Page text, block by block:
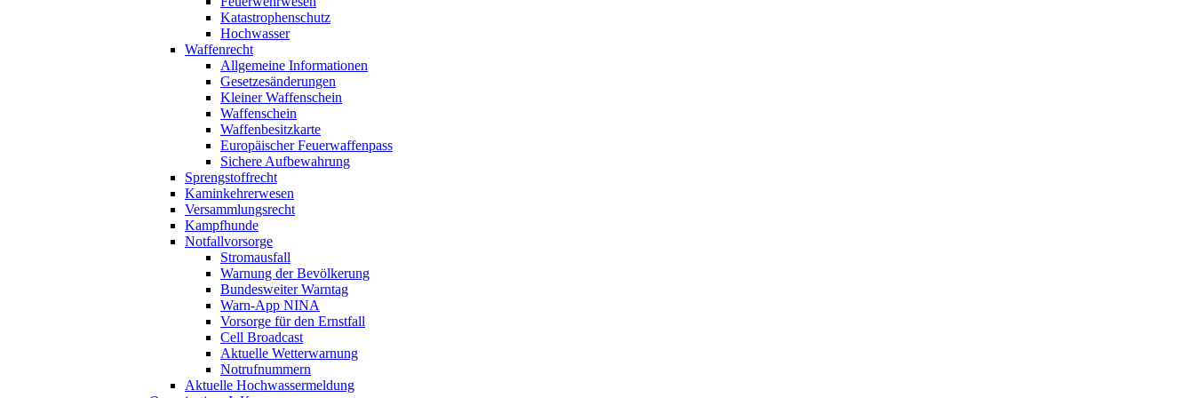
Katastrophenschutz
Hochwasser
Waffenrecht
Allgemeine Informationen
Gesetzesänderungen
Kleiner Waffenschein
Waffenschein
Waffenbesitzkarte
Europäischer Feuerwaffenpass
Sichere Aufbewahrung
Sprengstoffrecht
Kaminkehrerwesen
Versammlungsrecht
Kampfhunde
Notfallvorsorge
Stromausfall
Warnung der Bevölkerung
Bundesweiter Warntag
Warn-App NINA
Vorsorge für den Ernstfall
Cell Broadcast
Aktuelle Wetterwarnung
Notrufnummern
Aktuelle Hochwassermeldung